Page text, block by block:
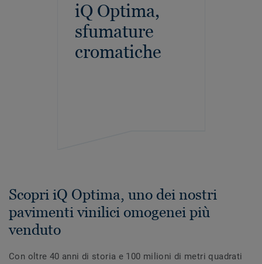
iQ Optima,
sfumature
cromatiche
Scopri iQ Optima, uno dei nostri
pavimenti vinilici omogenei più
venduto
Con oltre 40 anni di storia e 100 milioni di metri quadrati